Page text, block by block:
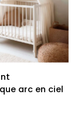
arc en ciel